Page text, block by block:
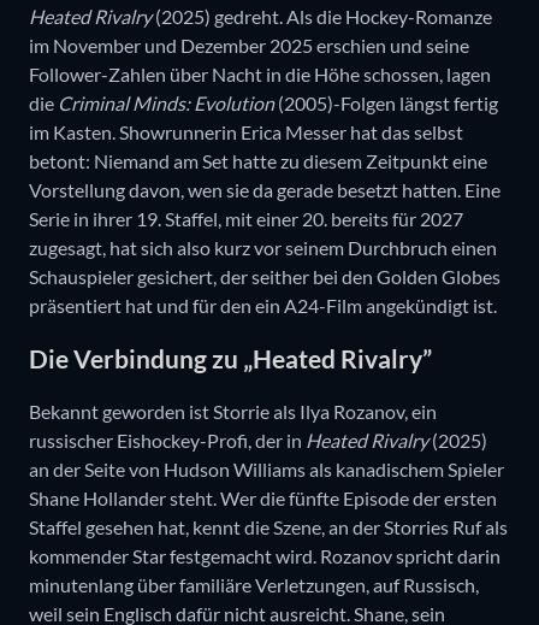
Heated Rivalry(2025) gedreht. Als die Hockey-Romanze
im November und Dezember 2025 erschien und seine
Follower-Zahlen über Nacht in die Höhe schossen, lagen
die Criminal Minds: Evolution(2005)-Folgen längst fertig
im Kasten. Showrunnerin Erica Messer hat das selbst
betont: Niemand am Set hatte zu diesem Zeitpunkt eine
Vorstellung davon, wen sie da gerade besetzt hatten. Eine
Serie in ihrer 19. Staffel, mit einer 20. bereits für 2027
zugesagt, hat sich also kurz vor seinem Durchbruch einen
Schauspieler gesichert, der seither bei den Golden Globes
präsentiert hat und für den ein A24-Film angekündigt ist.
Die Verbindung zu „Heated Rivalry”
Bekannt geworden ist Storrie als Ilya Rozanov, ein
russischer Eishockey-Profi, der in Heated Rivalry(2025)
an der Seite von Hudson Williams als kanadischem Spieler
Shane Hollander steht. Wer die fünfte Episode der ersten
Staffel gesehen hat, kennt die Szene, an der Storries Ruf als
kommender Star festgemacht wird. Rozanov spricht darin
minutenlang über familiäre Verletzungen, auf Russisch,
weil sein Englisch dafür nicht ausreicht. Shane, sein